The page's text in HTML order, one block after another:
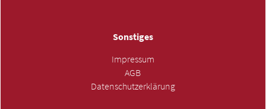
Sonstiges
Impressum
AGB
Datenschutzerklärung